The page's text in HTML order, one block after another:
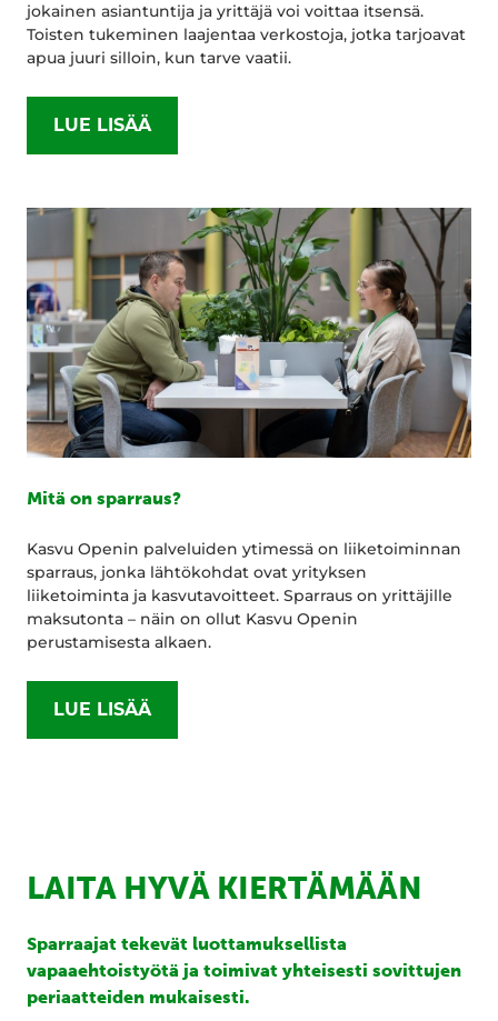
jokainen asiantuntija ja yrittäjä voi voittaa itsensä.
Toisten tukeminen laajentaa verkostoja, jotka tarjoavat
apua juuri silloin, kun tarve vaatii.
LUE LISÄÄ
Mitä on sparraus?
Kasvu Openin palveluiden ytimessä on liiketoiminnan
sparraus, jonka lähtökohdat ovat yrityksen
liiketoiminta ja kasvutavoitteet. Sparraus on yrittäjille
maksutonta – näin on ollut Kasvu Openin
perustamisesta alkaen.
LUE LISÄÄ
LAITA HYVÄ KIERTÄMÄÄN
Sparraajat tekevät luottamuksellista
vapaaehtoistyötä ja toimivat yhteisesti sovittujen
periaatteiden mukaisesti.